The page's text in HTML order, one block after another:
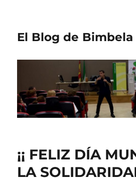
El Blog de Bimbela
¡¡ FELIZ DÍA
LA